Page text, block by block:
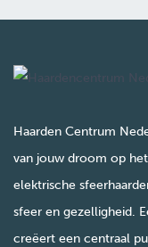
Haarden Centrum
van jouw droom op
elektrische
sfeer en gezelligheid.
creëert een centraal